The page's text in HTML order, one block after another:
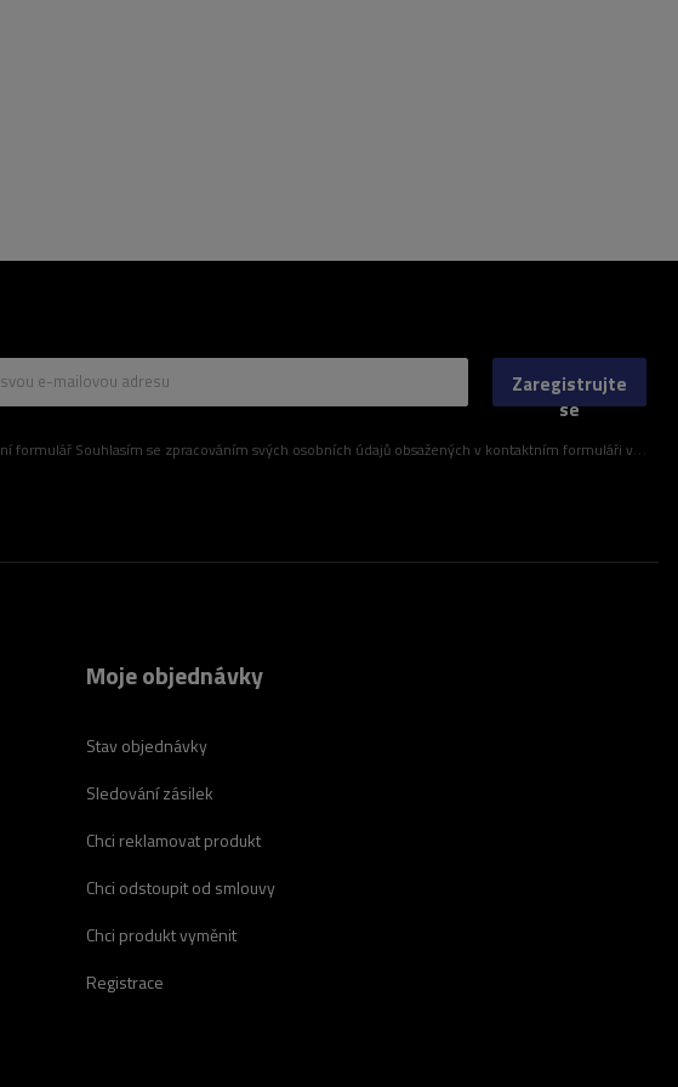
e-mailovou adresu
Souhlasím se zpracováním svých osobních údajů obsažených v kontaktním formuláři v souladu s nařízením Evropského parlamentu a Rady (EU)
Zaregistrujte
se
Moje objednávky
Stav objednávky
Sledování zásilek
Chci reklamovat produkt
Chci odstoupit od smlouvy
Chci produkt vyměnit
Registrace